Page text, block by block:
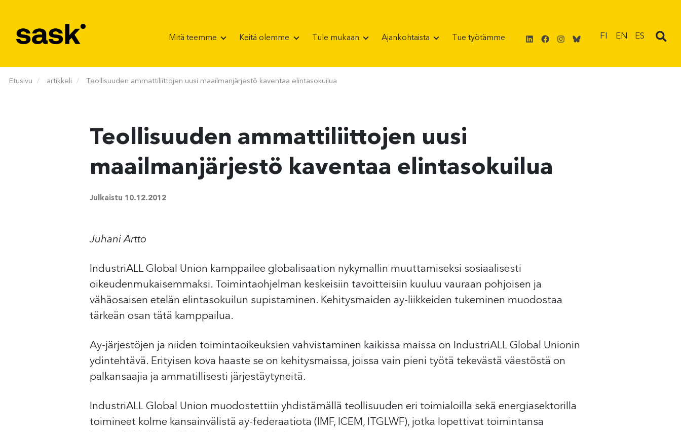
Mitä teemme Keitä olemme Tule mukaan Ajankohtaista Tue työtämme LinkedIn
Facebook
Instagram
Bluesky
FI EN ES
Etusivu artikkeli Teollisuuden ammattiliittojen uusi maailmanjärjestö kaventaa elintasokuilua
Teollisuuden ammattiliittojen uusi
maailmanjärjestö kaventaa elintasokuilua
Julkaistu 10.12.2012
Juhani Artto
IndustriALL Global Union kamppailee globalisaation nykymallin muuttamiseksi sosiaalisesti
oikeudenmukaisemmaksi. Toimintaohjelman keskeisiin tavoitteisiin kuuluu vauraan pohjoisen ja
vähäosaisen etelän elintasokuilun supistaminen. Kehitysmaiden ay-liikkeiden tukeminen muodostaa
tärkeän osan tätä kamppailua.
Ay-järjestöjen ja niiden toimintaoikeuksien vahvistaminen kaikissa maissa on IndustriALL Global Unionin
ydintehtävä. Erityisen kova haaste se on kehitysmaissa, joissa vain pieni työtä tekevästä väestöstä on
palkansaajia ja ammatillisesti järjestäytyneitä.
IndustriALL Global Union muodostettiin yhdistämällä teollisuuden eri toimialoilla sekä energiasektorilla
toimineet kolme kansainvälistä ay-federaatiota (IMF, ICEM, ITGLWF), jotka lopettivat toimintansa